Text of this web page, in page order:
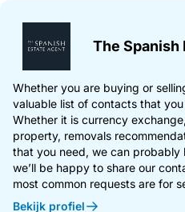
The Spanish
Whether you are buying or
valuable list of contacts that
Whether it is currency
property, removals
that you need, we can probably
we’ll be happy to share our
most common requests are for
Bekijk profiel